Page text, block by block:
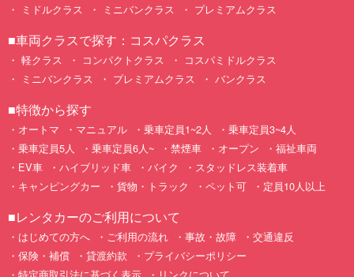
ミドルクラス
ミニバンクラス プレミアムクラス
■車両クラスで探す：コスパクラス
軽クラス コンパクトクラス
コスパミドルクラス
ミニバンクラス
プレミアムクラス バンクラス
■特徴から探す
オートマ マニュアル 乗車定員1~2人
乗車定員3~4人
乗車定員5人
乗車定員6人~ 禁煙車 オープン
福祉車両
EV車
ハイブリッド車 バイク
スタッドレス装着車
キャンピングカー
貨物・トラック ペット可 定員10人以上
■レンタカーのご利用について
はじめての方へ ご利用の流れ 事故・故障
交通違反
保険・補償
貸渡約款
プライバシーポリシー